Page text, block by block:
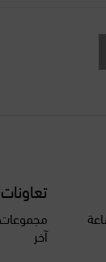
آخر